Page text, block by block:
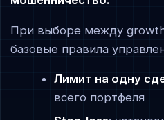
При выборе между
базовые правила
Лимит на одну
всего портфеля